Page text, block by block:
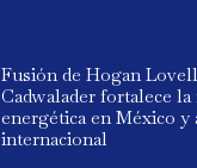
Fusión de Hogan
Cadwalader fortalece
energética en México y
internacional